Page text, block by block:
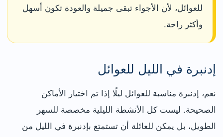
للعوائل، لأن الأجواء تبقى جميلة والعودة تكون أسهل
وأكثر راحة.
إدنبرة في الليل للعوائل
نعم، إدنبرة مناسبة للعوائل ليلًا إذا تم اختيار الأماكن
الصحيحة. ليست كل الأنشطة الليلية مخصصة للسهر
الطويل، بل يمكن للعائلة أن تستمتع بإدنبرة في الليل من